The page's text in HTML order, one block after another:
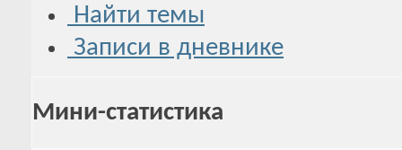
Найти темы
Записи в дневнике
Мини-статистика